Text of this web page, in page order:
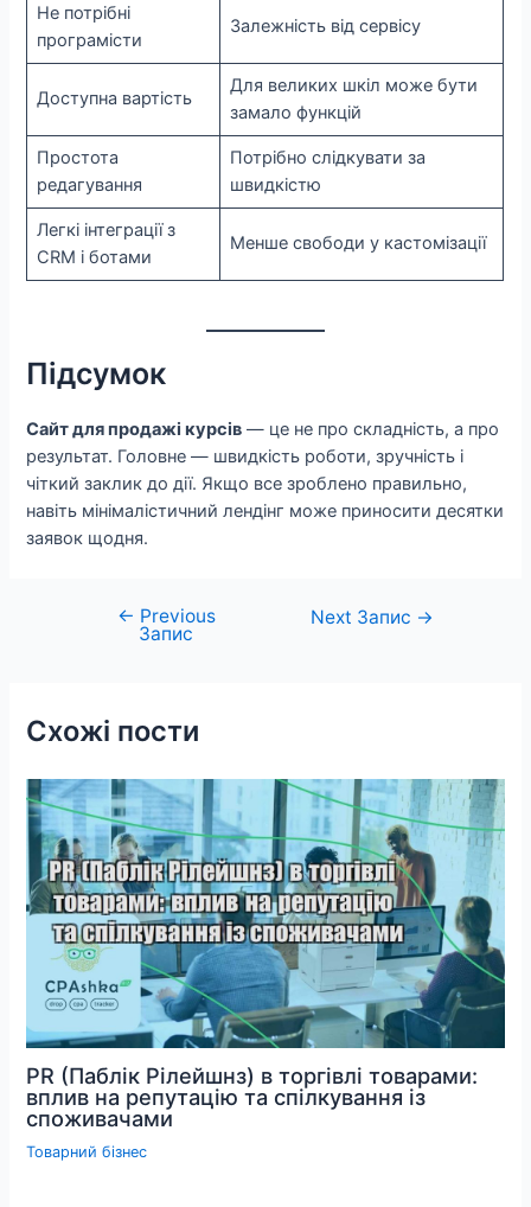
Не потрібні
програмісти
Залежність від сервісу
Доступна вартість
Для великих шкіл може бути
замало функцій
Простота
редагування
Потрібно слідкувати за
швидкістю
Легкі інтеграції з
CRM і ботами
Менше свободи у кастомізації
Підсумок
Сайт для продажі курсів — це не про складність, а про
результат. Головне — швидкість роботи, зручність і
чіткий заклик до дії. Якщо все зроблено правильно,
навіть мінімалістичний лендінг може приносити десятки
заявок щодня.
Навігація
← Previous
Запис
Next Запис →
Схожі пости
PR (Паблік Рілейшнз) в торгівлі товарами:
вплив на репутацію та спілкування із
споживачами
Товарний бізнес